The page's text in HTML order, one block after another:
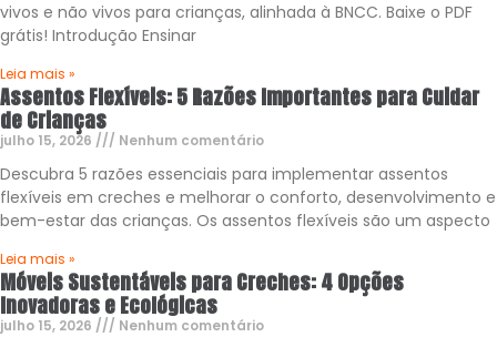
vivos e não vivos para crianças, alinhada à BNCC. Baixe o PDF
grátis! Introdução Ensinar
Leia mais »
Assentos Flexíveis: 5 Razões Importantes para Cuidar
de Crianças
julho 15, 2026 Nenhum comentário
Descubra 5 razões essenciais para implementar assentos
flexíveis em creches e melhorar o conforto, desenvolvimento e
bem-estar das crianças. Os assentos flexíveis são um aspecto
Leia mais »
Móveis Sustentáveis para Creches: 4 Opções
Inovadoras e Ecológicas
julho 15, 2026 Nenhum comentário